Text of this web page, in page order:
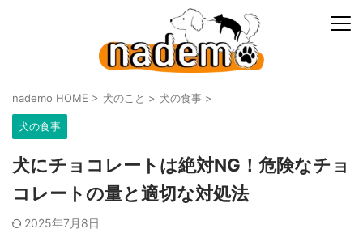
nademo HOME > 犬のこと > 犬の食事 >
犬の食事
犬にチョコレートは絶対NG！危険なチョ
コレートの量と適切な対処法
2025年7月8日